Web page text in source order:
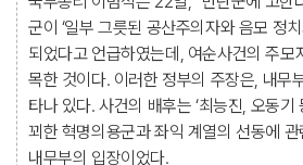
군이 ‘일부 그릇된 공산주의자와 음모 정
되었다고 언급하였는데, 여순사건의 주모
목한 것이다. 이러한 정부의 주장은, 내무
타나 있다. 사건의 배후는 ‘최능진, 오동
꾀한 혁명의용군과 좌익 계열의 선동에 관
내무부의 입장이었다.